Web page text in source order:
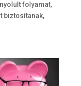
folyamat,
biztosítanak,